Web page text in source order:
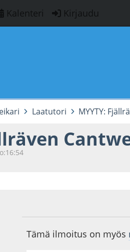
Kalenteri Kirjaudu
Laatutori MYYTY:
Tämä ilmoitus on myös